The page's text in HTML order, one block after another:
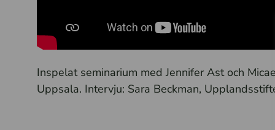
Inspelat seminarium med Jennifer Ast och
Uppsala. Intervju: Sara Beckman,